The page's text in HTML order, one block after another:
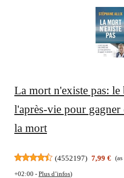
La mort n'existe pas: le
l'après-vie pour gagner
la mort
(4552197) 7,99 €
+02:00 - Plus d’infos)